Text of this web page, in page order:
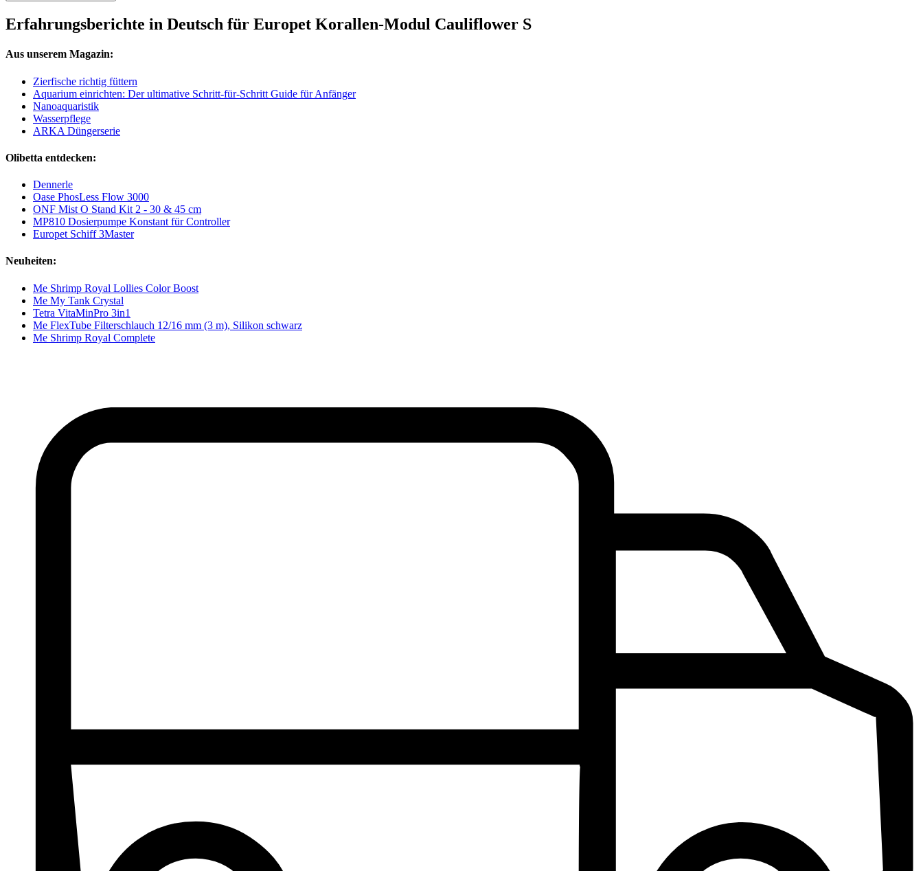
Erfahrungsberichte in Deutsch für Europet Korallen-Modul Cauliflower S
Aus unserem Magazin:
Zierfische richtig füttern
Aquarium einrichten: Der ultimative Schritt-für-Schritt Guide für Anfänger
Nanoaquaristik
Wasserpflege
ARKA Düngerserie
Olibetta entdecken:
Dennerle
Oase PhosLess Flow 3000
ONF Mist O Stand Kit 2 - 30 & 45 cm
MP810 Dosierpumpe Konstant für Controller
Europet Schiff 3Master
Neuheiten:
Me Shrimp Royal Lollies Color Boost
Me My Tank Crystal
Tetra VitaMinPro 3in1
Me FlexTube Filterschlauch 12/16 mm (3 m), Silikon schwarz
Me Shrimp Royal Complete